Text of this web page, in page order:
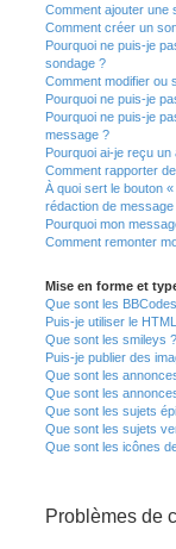
Comment ajouter une
Comment créer un
Pourquoi ne puis-je
sondage ?
Comment modifier ou
Pourquoi ne puis-je
Pourquoi ne puis-je
message ?
Pourquoi ai-je reçu
Comment rapporter
À quoi sert le bouton
rédaction de message
Pourquoi mon
Comment remonter
Mise en forme et
Que sont les
Puis-je utiliser le
Que sont les smileys ?
Puis-je publier des
Que sont les
Que sont les
Que sont les sujets
Que sont les sujets
Que sont les icônes
Problèmes de